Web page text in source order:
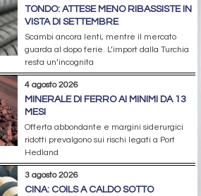
TONDO: ATTESE MENO RIBASSISTE IN
VISTA DI SETTEMBRE
Scambi ancora lenti, mentre il mercato
guarda al dopo ferie. L’import dalla Turchia
resta un’incognita
4 agosto 2026
MINERALE DI FERRO AI MINIMI DA 13
MESI
Offerta abbondante e margini siderurgici
ridotti prevalgono sui rischi legati a Port
Hedland
3 agosto 2026
CINA: COILS A CALDO SOTTO